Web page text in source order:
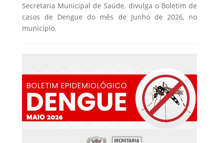
Secretaria Municipal de Saúde, divulga o Boletim de
casos de Dengue do mês de Junho de 2026, no
município.